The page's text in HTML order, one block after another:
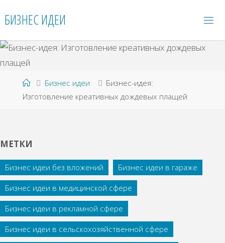
БИЗНЕС ИДЕИ
ГлавнаяБизнес идеи
Бизнес-идея:
Изготовление креативных дождевых плащей
МЕТКИ
Бизнес идеи без вложений
Бизнес идеи в гараже
Бизнес идеи в медицинской сфере
Бизнес идеи в рекламной сфере
Бизнес идеи в сельскохозяйственной сфере